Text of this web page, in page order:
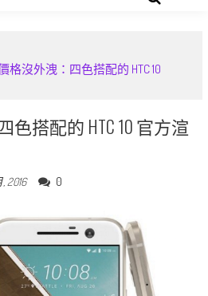
格沒外洩：四色搭配的 HTC 10
搭配的 HTC 10 官方渲
2016 0